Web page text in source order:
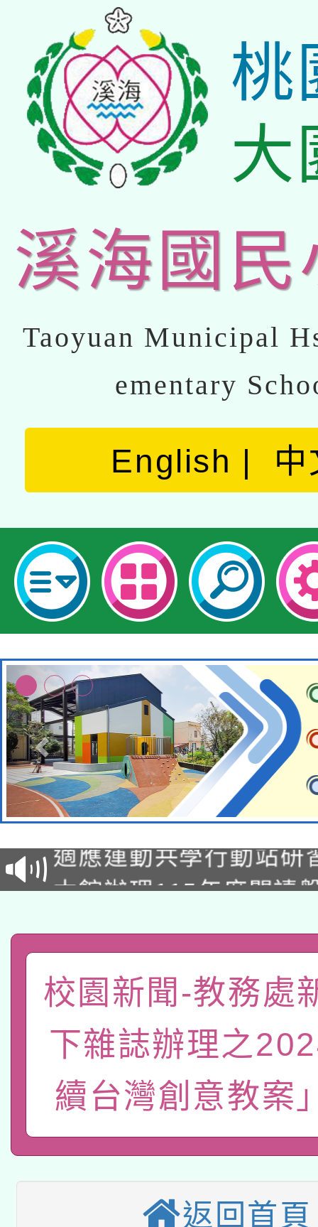
桃
大
溪海國民
Taoyuan Municipal
ementary
English 中
本校115學年度第2次
招甄選結果公告(無人
招)
適應運動共學行動站研
本館辦理115年度閱讀
礎課程
A3數位素養講師名單
「數位內容與教學軟體
pilot」
有關大陸委員會函釋公
薪期間赴陸應申請許可
轉知經濟部水利署委託
業技術研究院辦理「
用水績優單位及節水達
動」
115年8月22日(星期六
桃園市孔廟祈福系列
本校115學年度第2次
招甄選結果公告(無人
適應運動共學行動站研
校園新聞-教務處
下雜誌辦理之
續台灣創意教案
返回首頁